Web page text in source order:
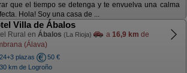
que el tiempo se detenga y te envuelva una calma
Hola! Soy una casa de ...
Villa de Ábalos
Rural en Ábalos (La Rioja) a 16,9 km de
(Álava)
24+3 plazas
50 €
30 km de Logroño